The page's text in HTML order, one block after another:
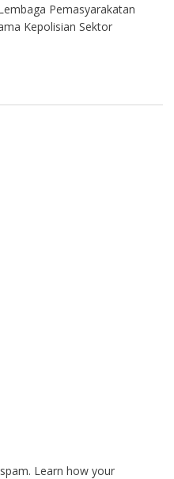
Pemasyarakatan
Kepolisian Sektor
Learn how your